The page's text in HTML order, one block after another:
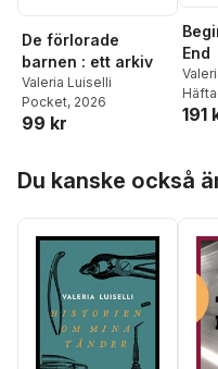
De förlorade
barnen : ett arkiv
Valeria Luiselli
Pocket, 2026
99 kr
End
191
Du kanske också